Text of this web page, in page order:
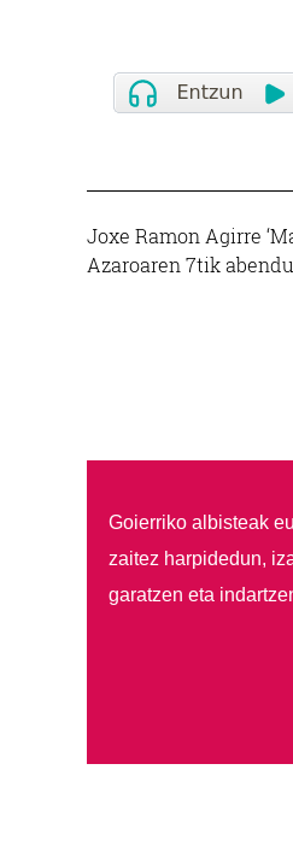
Joxe Ramon Agirre
Azaroaren 7tik
Goierriko albisteak
zaitez harpidedun,
garatzen eta